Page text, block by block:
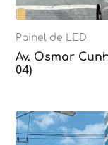
Painel de LED
Av. Osmar
04)